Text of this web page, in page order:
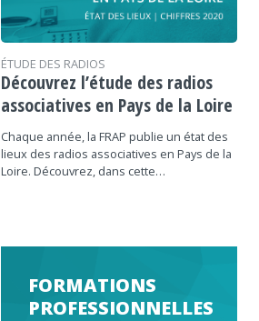
ÉTUDE DES RADIOS
Découvrez l’étude des radios
associatives en Pays de la Loire
Chaque année, la FRAP publie un état des
lieux des radios associatives en Pays de la
Loire. Découvrez, dans cette…
FORMATIONS
PROFESSIONNELLES